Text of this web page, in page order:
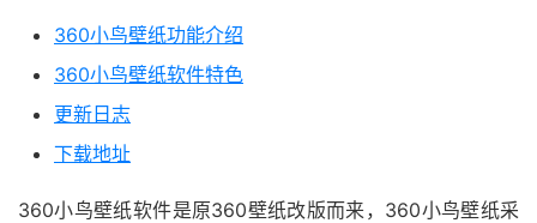
360小鸟壁纸功能介绍
360小鸟壁纸软件特色
更新日志
下载地址
360小鸟壁纸软件是原360壁纸改版而来，360小鸟壁纸采